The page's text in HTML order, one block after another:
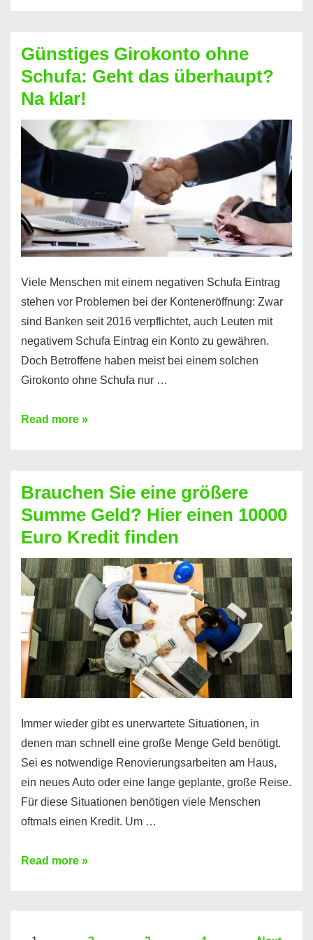
dabei
profitieren
–
So
funktioniert’s
Günstiges Girokonto ohne
Schufa: Geht das überhaupt?
Na klar!
Viele Menschen mit einem negativen Schufa Eintrag
stehen vor Problemen bei der Konteneröffnung: Zwar
sind Banken seit 2016 verpflichtet, auch Leuten mit
negativem Schufa Eintrag ein Konto zu gewähren.
Doch Betroffene haben meist bei einem solchen
Girokonto ohne Schufa nur …
Günstiges
Geht
das
überhaupt?
Na
klar!
Read more »
Brauchen Sie eine größere
Summe Geld? Hier einen 10000
Euro Kredit finden
Immer wieder gibt es unerwartete Situationen, in
denen man schnell eine große Menge Geld benötigt.
Sei es notwendige Renovierungsarbeiten am Haus,
ein neues Auto oder eine lange geplante, große Reise.
Für diese Situationen benötigen viele Menschen
oftmals einen Kredit. Um …
Brauchen
Read more »